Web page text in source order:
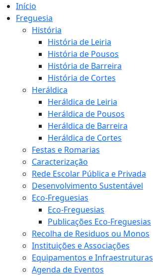
Início
Freguesia
História
História de Leiria
História de Pousos
História de Barreira
História de Cortes
Heráldica
Heráldica de Leiria
Heráldica de Pousos
Heráldica de Barreira
Heráldica de Cortes
Festas e Romarias
Caracterização
Rede Escolar Pública e Privada
Desenvolvimento Sustentável
Eco-Freguesias
Eco-Freguesias
Publicações Eco-Freguesias
Recolha de Residuos ou Monos
Instituições e Associações
Equipamentos e Infraestruturas
Agenda de Eventos